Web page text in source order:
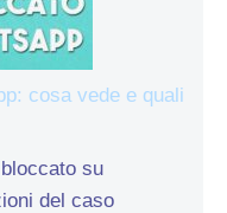
cosa vede e quali
su
del caso